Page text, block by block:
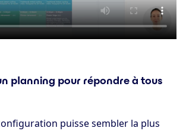
planning pour répondre à tous
puisse sembler la plus